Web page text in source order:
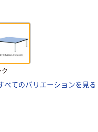
ク
べてのバリエーションを見る